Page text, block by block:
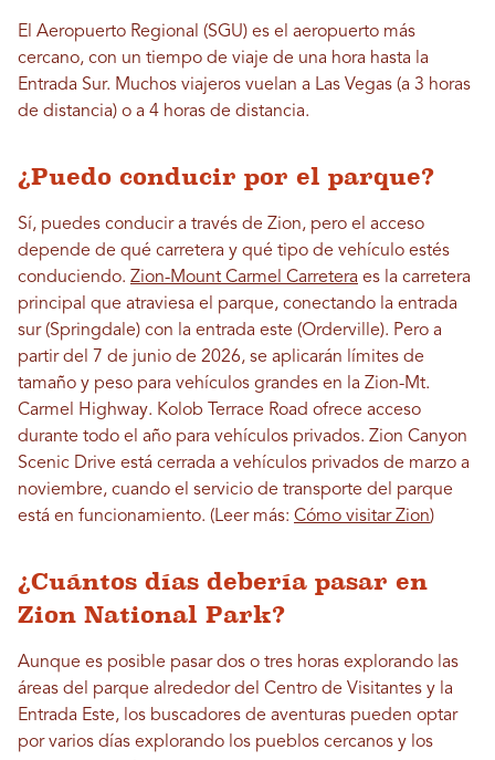
El Aeropuerto Regional (SGU) es el aeropuerto más
cercano, con un tiempo de viaje de una hora hasta la
Entrada Sur. Muchos viajeros vuelan a Las Vegas (a 3 horas
de distancia) o a 4 horas de distancia.
¿Puedo conducir por el parque?
Sí, puedes conducir a través de Zion, pero el acceso
depende de qué carretera y qué tipo de vehículo estés
conduciendo. Zion-Mount Carmel Carretera es la carretera
principal que atraviesa el parque, conectando la entrada
sur (Springdale) con la entrada este (Orderville). Pero a
partir del 7 de junio de 2026, se aplicarán límites de
tamaño y peso para vehículos grandes en la Zion-Mt.
Carmel Highway. Kolob Terrace Road ofrece acceso
durante todo el año para vehículos privados. Zion Canyon
Scenic Drive está cerrada a vehículos privados de marzo a
noviembre, cuando el servicio de transporte del parque
está en funcionamiento. (Leer más: Cómo visitar Zion)
¿Cuántos días debería pasar en
Zion National Park?
Aunque es posible pasar dos o tres horas explorando las
áreas del parque alrededor del Centro de Visitantes y la
Entrada Este, los buscadores de aventuras pueden optar
por varios días explorando los pueblos cercanos y los